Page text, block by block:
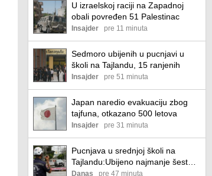
U izraelskoj raciji na Zapadnoj
obali povređen 51 Palestinac
Insajder pre 11 minuta
Sedmoro ubijenih u pucnjavi u
školi na Tajlandu, 15 ranjenih
Insajder pre 51 minuta
Japan naredio evakuaciju zbog
tajfuna, otkazano 500 letova
Insajder pre 31 minuta
Pucnjava u srednjoj školi na
Tajlandu:Ubijeno najmanje šest
osoba, osumnjičen 14.godišnji
Danas pre 47 minuta